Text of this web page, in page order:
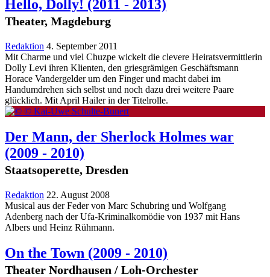
Hello, Dolly! (2011 - 2013)
Theater, Magdeburg
Redaktion 4. September 2011
Mit Charme und viel Chuzpe wickelt die clevere Heiratsvermittlerin
Dolly Levi ihren Klienten, den griesgrämigen Geschäftsmann
Horace Vandergelder um den Finger und macht dabei im
Handumdrehen sich selbst und noch dazu drei weitere Paare
glücklich. Mit April Hailer in der Titelrolle.
Der Mann, der Sherlock Holmes war
(2009 - 2010)
Staatsoperette, Dresden
Redaktion 22. August 2008
Musical aus der Feder von Marc Schubring und Wolfgang
Adenberg nach der Ufa-Kriminalkomödie von 1937 mit Hans
Albers und Heinz Rühmann.
On the Town (2009 - 2010)
Theater Nordhausen / Loh-Orchester